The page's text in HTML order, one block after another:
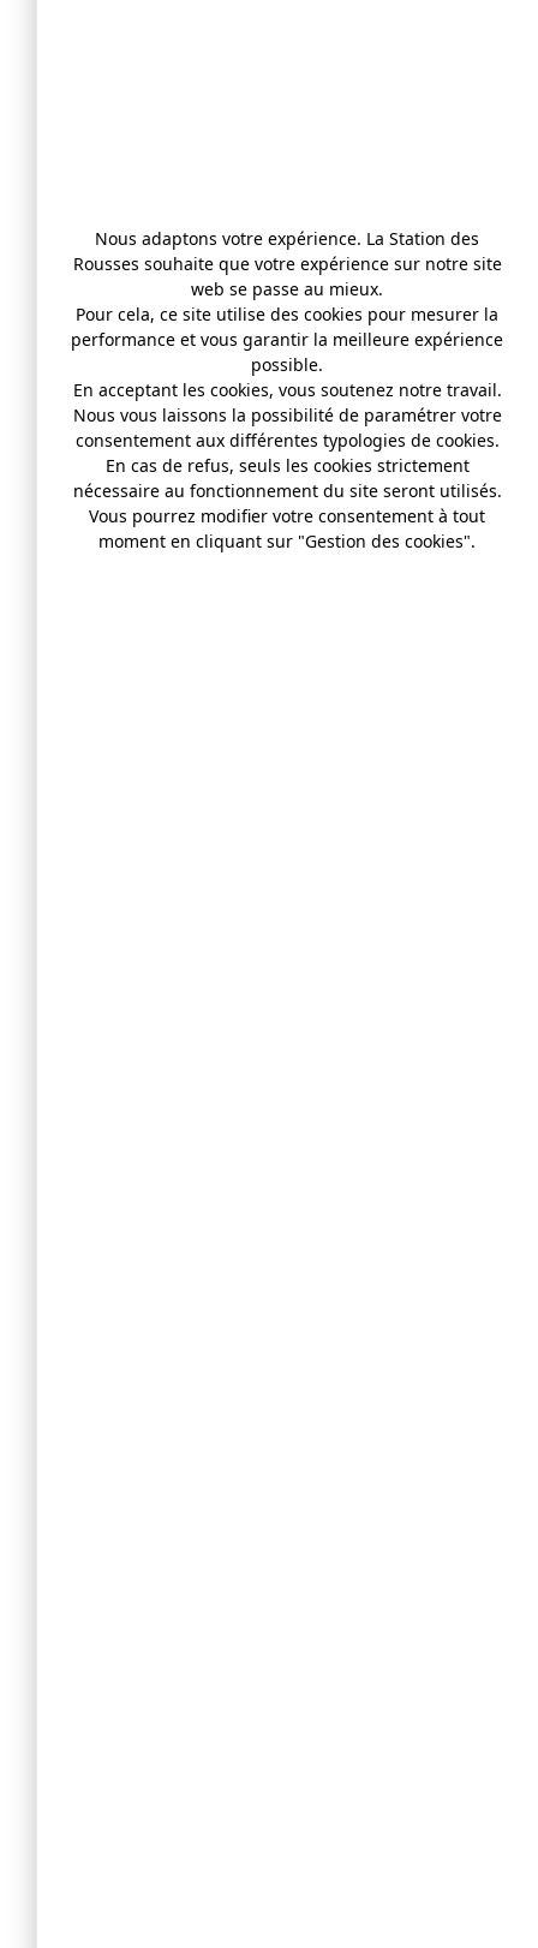
Nous adaptons votre expérience. La Station des
Rousses souhaite que votre expérience sur notre site
web se passe au mieux.
Pour cela, ce site utilise des cookies pour mesurer la
performance et vous garantir la meilleure expérience
possible.
En acceptant les cookies, vous soutenez notre travail.
Nous vous laissons la possibilité de paramétrer votre
consentement aux différentes typologies de cookies.
En cas de refus, seuls les cookies strictement
nécessaire au fonctionnement du site seront utilisés.
Vous pourrez modifier votre consentement à tout
moment en cliquant sur "Gestion des cookies".